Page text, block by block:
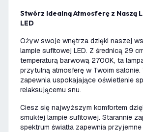
Stwórz Idealną Atmosferę z Naszą Lampą Sufitową
LED
Ożyw swoje wnętrza dzięki naszej
lampie sufitowej LED. Z średnicą 29
temperaturą barwową 2700K, ta
przytulną atmosferę w Twoim salonie.
zapewnia uspokajające oświetlenie
relaksującemu snu.
Ciesz się najwyższym komfortem
smukłej lampie sufitowej. Starannie
spektrum światła zapewnia